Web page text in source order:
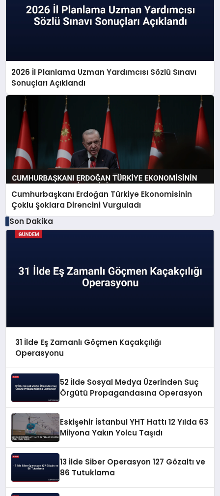
2026 İl Planlama Uzman Yardımcısı Sözlü Sınavı
Sonuçları Açıklandı
Cumhurbaşkanı Erdoğan Türkiye Ekonomisinin
Çoklu Şoklara Direncini Vurguladı
Son Dakika
31 İlde Eş Zamanlı Göçmen Kaçakçılığı
Operasyonu
52 İlde Sosyal Medya Üzerinden Suç
Örgütü Propagandasına Operasyon
Eskişehir İstanbul YHT Hattı 12 Yılda 63
Milyona Yakın Yolcu Taşıdı
13 İlde Siber Operasyon 127 Gözaltı ve
86 Tutuklama